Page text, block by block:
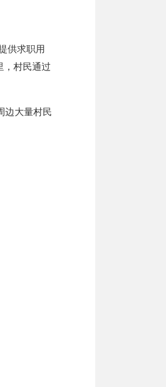
供求职用
，村民通过
边大量村民